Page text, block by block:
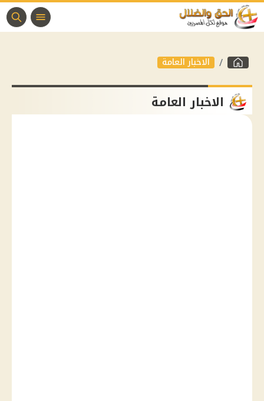
الاخبار العامة
الاخبار العامة